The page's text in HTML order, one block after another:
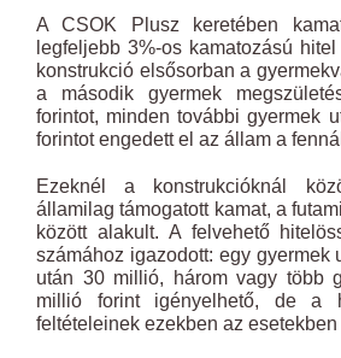
A CSOK Plusz keretében
legfeljebb 3%-os kamatozású
konstrukció elsősorban a
a második gyermek
forintot, minden további gyermek
forintot engedett el az állam a
Ezeknél a konstrukcióknál
államilag támogatott kamat, a
között alakult. A felvehető
számához igazodott: egy gyermek
után 30 millió, három vagy több
millió forint igényelhető, de a
feltételeinek ezekben az